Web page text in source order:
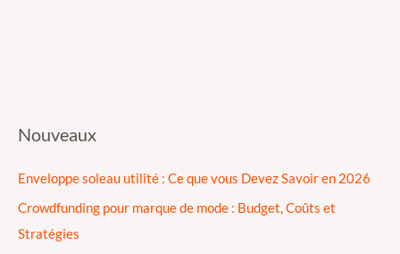
Nouveaux
Enveloppe soleau utilité : Ce que vous Devez Savoir en 2026
Crowdfunding pour marque de mode : Budget, Coûts et
Stratégies